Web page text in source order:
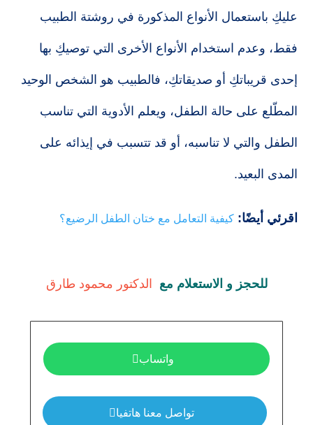
عليكِ باستعمال الأنواع المذكورة في روشتة الطبيب
فقط، وعدم استخدام الأنواع الأخرى التي توصيكِ بها
إحدى قريباتكِ أو صديقاتكِ، فالطبيب هو الشخص الوحيد
المطّلع على حالة الطفل، ويعلم الأدوية التي تناسب
الطفل والتي لا تناسبه، أو قد تتسبب في إيذائه على
المدى البعيد.
اقرئي أيضًا: كيفية التعامل مع ختان الطفل الرضيع؟
للحجز و الاستعلام مع الدكتور محمود طارق
واتساب
تواصل معنا هاتفيا